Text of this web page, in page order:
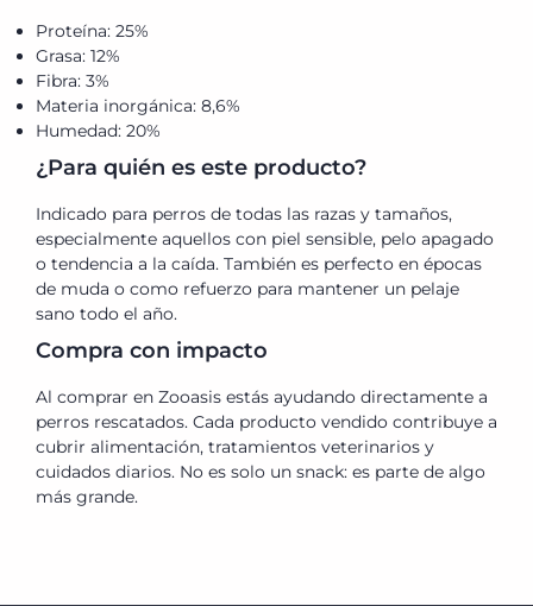
Proteína: 25%
Grasa: 12%
Fibra: 3%
Materia inorgánica: 8,6%
Humedad: 20%
¿Para quién es este producto?
Indicado para perros de todas las razas y tamaños,
especialmente aquellos con piel sensible, pelo apagado
o tendencia a la caída. También es perfecto en épocas
de muda o como refuerzo para mantener un pelaje
sano todo el año.
Compra con impacto
Al comprar en Zooasis estás ayudando directamente a
perros rescatados. Cada producto vendido contribuye a
cubrir alimentación, tratamientos veterinarios y
cuidados diarios. No es solo un snack: es parte de algo
más grande.